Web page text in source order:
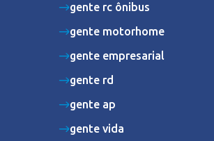
gente rc ônibus
gente motorhome
gente empresarial
gente rd
gente ap
gente vida